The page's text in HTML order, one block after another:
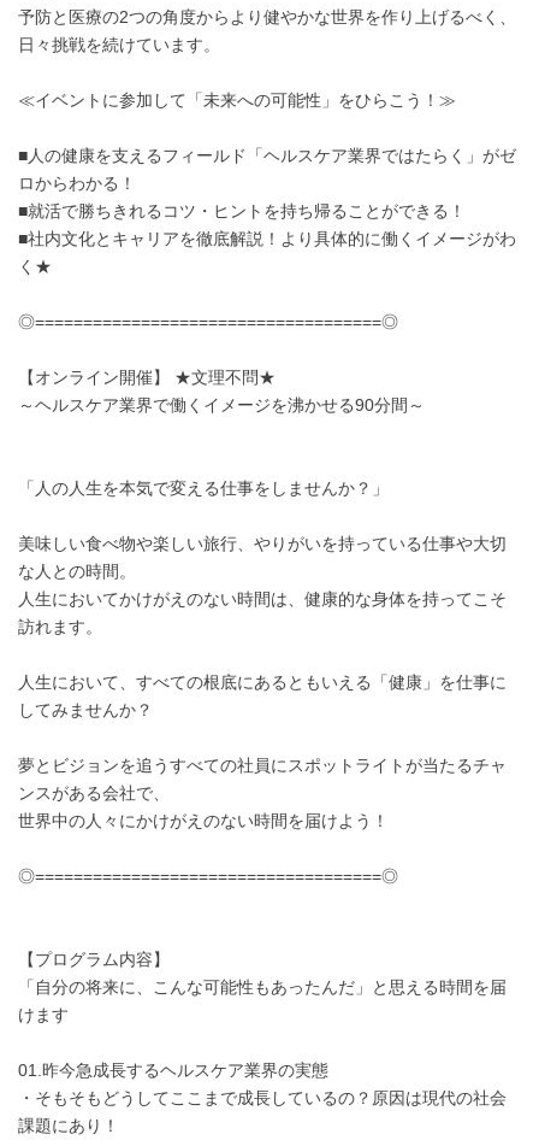
予防と医療の2つの角度からより健やかな世界を作り上げるべく、
日々挑戦を続けています。
≪イベントに参加して「未来への可能性」をひらこう！≫
■人の健康を支えるフィールド「ヘルスケア業界ではたらく」がゼ
ロからわかる！
■就活で勝ちきれるコツ・ヒントを持ち帰ることができる！
■社内文化とキャリアを徹底解説！より具体的に働くイメージがわ
く★
◎====================================◎
【オンライン開催】 ★文理不問★
～ヘルスケア業界で働くイメージを沸かせる90分間～
「人の人生を本気で変える仕事をしませんか？」
美味しい食べ物や楽しい旅行、やりがいを持っている仕事や大切
な人との時間。
人生においてかけがえのない時間は、健康的な身体を持ってこそ
訪れます。
人生において、すべての根底にあるともいえる「健康」を仕事に
してみませんか？
夢とビジョンを追うすべての社員にスポットライトが当たるチャ
ンスがある会社で、
世界中の人々にかけがえのない時間を届けよう！
◎====================================◎
【プログラム内容】
「自分の将来に、こんな可能性もあったんだ」と思える時間を届
けます
01.昨今急成長するヘルスケア業界の実態
・そもそもどうしてここまで成長しているの？原因は現代の社会
課題にあり！